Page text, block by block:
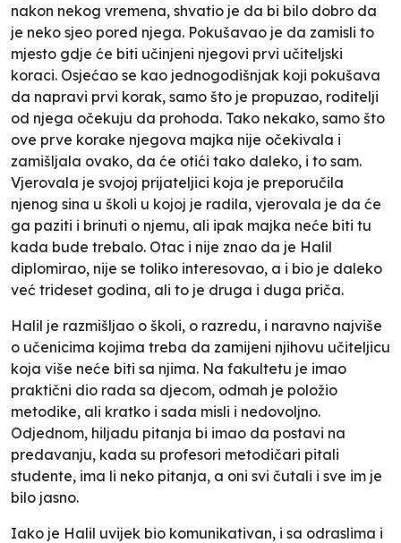
nakon nekog vremena, shvatio je da bi bilo dobro da
je neko sjeo pored njega. Pokušavao je da zamisli to
mjesto gdje će biti učinjeni njegovi prvi učiteljski
koraci. Osjećao se kao jednogodišnjak koji pokušava
da napravi prvi korak, samo što je propuzao, roditelji
od njega očekuju da prohoda. Tako nekako, samo što
ove prve korake njegova majka nije očekivala i
zamišljala ovako, da će otići tako daleko, i to sam.
Vjerovala je svojoj prijateljici koja je preporučila
njenog sina u školi u kojoj je radila, vjerovala je da će
ga paziti i brinuti o njemu, ali ipak majka neće biti tu
kada bude trebalo. Otac i nije znao da je Halil
diplomirao, nije se toliko interesovao, a i bio je daleko
već trideset godina, ali to je druga i duga priča.
Halil je razmišljao o školi, o razredu, i naravno najviše
o učenicima kojima treba da zamijeni njihovu učiteljicu
koja više neće biti sa njima. Na fakultetu je imao
praktični dio rada sa djecom, odmah je položio
metodike, ali kratko i sada misli i nedovoljno.
Odjednom, hiljadu pitanja bi imao da postavi na
predavanju, kada su profesori metodičari pitali
studente, ima li neko pitanja, a oni svi čutali i sve im je
bilo jasno.
Iako je Halil uvijek bio komunikativan, i sa odraslima i